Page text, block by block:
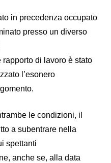
in precedenza occupato
presso un diverso
rapporto di lavoro è stato
l’esonero
le condizioni, il
a subentrare nella
spettanti
anche se, alla data